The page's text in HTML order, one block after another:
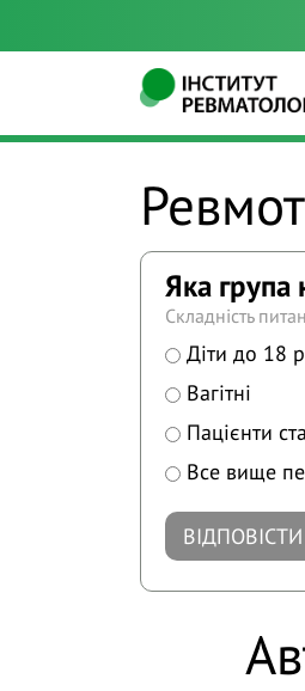
Яка група
Складність
Діти до 18
Вагітні
Пацієнти
Все вище
ВІДПОВІСТИ